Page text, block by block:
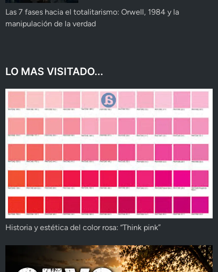
Las 7 fases hacia el totalitarismo: Orwell, 1984 y la
manipulación de la verdad
LO MAS VISITADO...
Historia y estética del color rosa: “Think pink”